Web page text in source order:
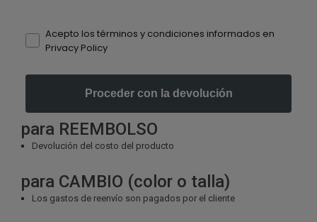
How would you like to hear from us?
Acepto los términos y condiciones informados en
Privacy Policy
Proceder con la devolución
para REEMBOLSO
Devolución del costo del producto
para CAMBIO (color o talla)
Los gastos de reenvío son pagados por el cliente